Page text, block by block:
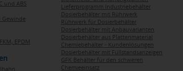
und ABS
Gewinde
FKM, EPDM
Lieferprogramm Industriebehälter
Dosierbehälter mit Rührwerk
Rührwerk für Dosierbehälter
Dosierbehälter mit Anbauvarianten
Dosierbehälter aus Plattenmaterial
Chemiebehälter - Kundenlösungen
Dosierbehälter mit Füllstandsanzeigen
GFK Behälter für den schweren
Chemieeinsatz